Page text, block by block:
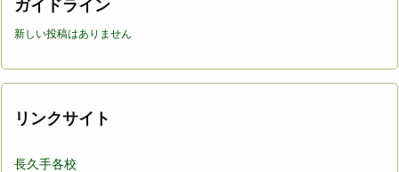
ガイドライン
新しい投稿はありません
リンクサイト
長久手各校